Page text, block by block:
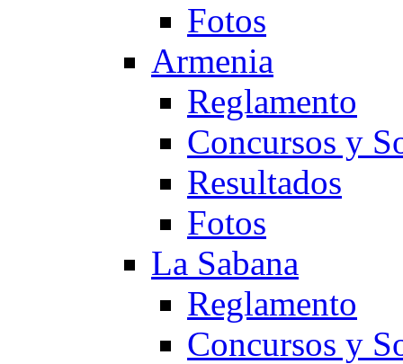
Fotos
Armenia
Reglamento
Concursos y
Resultados
Fotos
La Sabana
Reglamento
Concursos y